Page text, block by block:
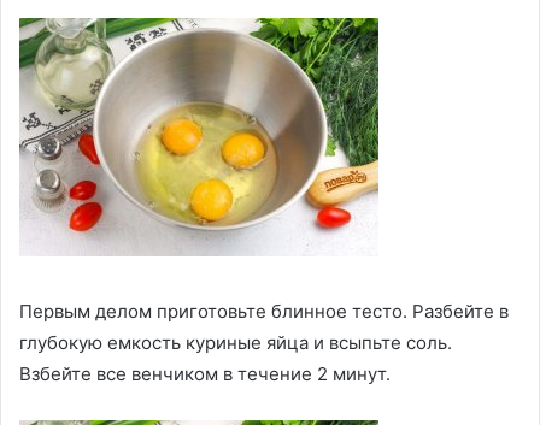
Первым делом приготовьте блинное тесто. Разбейте в
глубокую емкость куриные яйца и всыпьте соль.
Взбейте все венчиком в течение 2 минут.